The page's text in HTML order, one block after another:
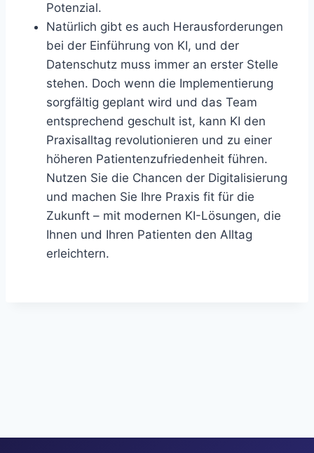
Potenzial.
Natürlich gibt es auch Herausforderungen
bei der Einführung von KI, und der
Datenschutz muss immer an erster Stelle
stehen. Doch wenn die Implementierung
sorgfältig geplant wird und das Team
entsprechend geschult ist, kann KI den
Praxisalltag revolutionieren und zu einer
höheren Patientenzufriedenheit führen.
Nutzen Sie die Chancen der Digitalisierung
und machen Sie Ihre Praxis fit für die
Zukunft – mit modernen KI-Lösungen, die
Ihnen und Ihren Patienten den Alltag
erleichtern.